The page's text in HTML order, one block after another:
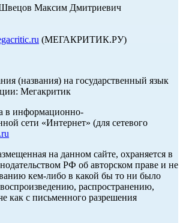
Максим Дмитриевич
(МЕГАКРИТИК.РУ)
(названия) на государственный язык
Мегакритик
в информационно-
сети «Интернет» (для сетевого
на данном сайте, охраняется в
РФ об авторском праве и не
кем-либо в какой бы то ни было
распространению,
как с письменного разрешения